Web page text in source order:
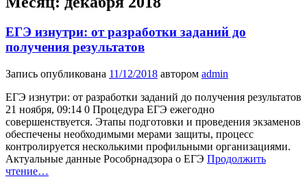
ЕГЭ изнутри: от разработки заданий до
получения результатов
Запись опубликована 11/12/2018 автором admin
ЕГЭ изнутри: от разработки заданий до получения результатов
21 ноября, 09:14 0 Процедура ЕГЭ ежегодно
совершенствуется. Этапы подготовки и проведения экзаменов
обеспечены необходимыми мерами защиты, процесс
контролируется несколькими профильными организациями.
Актуальные данные Рособрнадзора о ЕГЭ Продолжить
чтение…